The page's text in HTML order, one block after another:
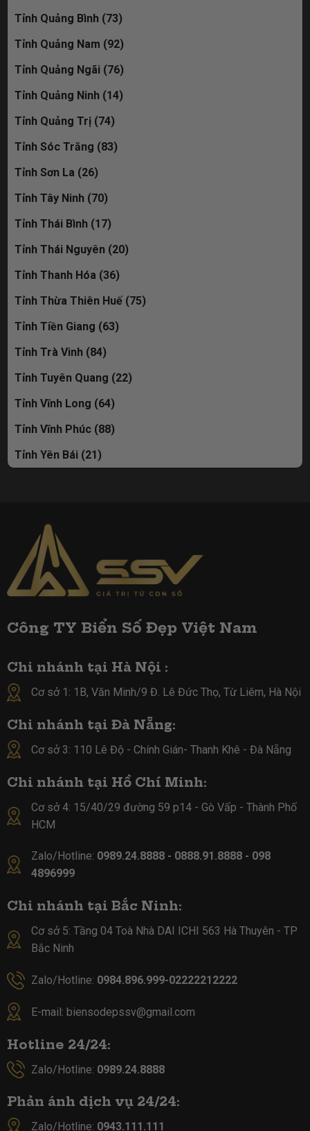
Tỉnh Quảng Bình (73)
Tỉnh Quảng Nam (92)
Tỉnh Quảng Ngãi (76)
Tỉnh Quảng Ninh (14)
Tỉnh Quảng Trị (74)
Tỉnh Sóc Trăng (83)
Tỉnh Sơn La (26)
Tỉnh Tây Ninh (70)
Tỉnh Thái Bình (17)
Tỉnh Thái Nguyên (20)
Tỉnh Thanh Hóa (36)
Tỉnh Thừa Thiên Huế (75)
Tỉnh Tiền Giang (63)
Tỉnh Trà Vinh (84)
Tỉnh Tuyên Quang (22)
Tỉnh Vĩnh Long (64)
Tỉnh Vĩnh Phúc (88)
Tỉnh Yên Bái (21)
Công TY Biển Số Đẹp Việt Nam
Chi nhánh tại Hà Nội :
Cơ sở 1: 1B, Văn Minh/9 Đ. Lê Đức Thọ, Từ Liêm, Hà Nội
Chi nhánh tại Đà Nẵng:
Cơ sở 3: 110 Lê Độ - Chính Gián- Thanh Khê - Đà Nẵng
Chi nhánh tại Hồ Chí Minh:
Cơ sở 4: 15/40/29 đường 59 p14 - Gò Vấp - Thành Phố
HCM
Zalo/Hotline: 0989.24.8888 - 0888.91.8888 - 098
4896999
Chi nhánh tại Bắc Ninh:
Cơ sở 5: Tầng 04 Toà Nhà DAI ICHI 563 Hà Thuyên - TP
Bắc Ninh
Zalo/Hotline: 0984.896.999-02222212222
E-mail: biensodepssv@gmail.com
Hotline 24/24:
Zalo/Hotline: 0989.24.8888
Phản ánh dịch vụ 24/24:
Zalo/Hotline: 0943.111.111